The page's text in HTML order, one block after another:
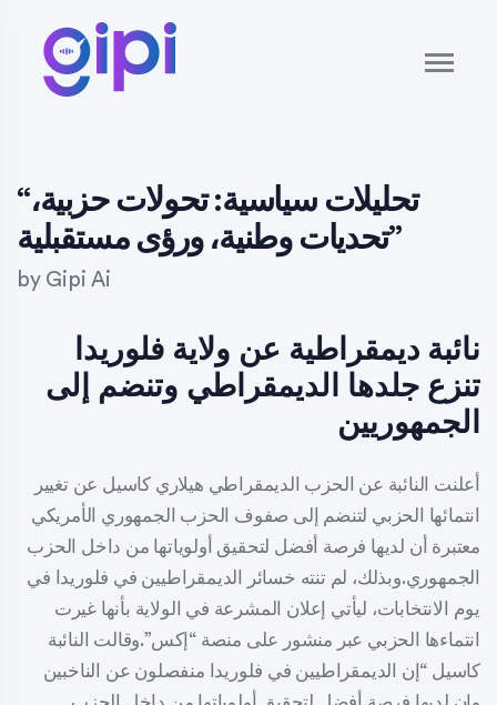
“تحليلات سياسية: تحولات حزبية،
تحديات وطنية، ورؤى مستقبلية”
by Gipi Ai
نائبة ديمقراطية عن ولاية فلوريدا
تنزع جلدها الديمقراطي وتنضم إلى
الجمهوريين
أعلنت النائبة عن الحزب الديمقراطي هيلاري كاسيل عن تغيير
انتمائها الحزبي لتنضم إلى صفوف الحزب الجمهوري الأمريكي
معتبرة أن لديها فرصة أفضل لتحقيق أولوياتها من داخل الحزب
الجمهوري.وبذلك، لم تنته خسائر الديمقراطيين في فلوريدا في
يوم الانتخابات، ليأتي إعلان المشرعة في الولاية بأنها غيرت
انتماءها الحزبي عبر منشور على منصة “إكس”.وقالت النائبة
كاسيل “إن الديمقراطيين في فلوريدا منفصلون عن الناخبين